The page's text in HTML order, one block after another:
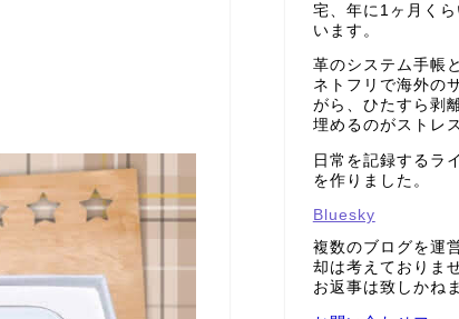
宅、年に1ヶ月く
います。
革のシステム手帳
ネトフリで海外の
がら、ひたすら剥
埋めるのがストレ
日常を記録するラ
を作りました。
Bluesky
複数のブログを運
却は考えておりま
お返事は致しかね